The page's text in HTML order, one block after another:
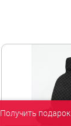
Получить подарок